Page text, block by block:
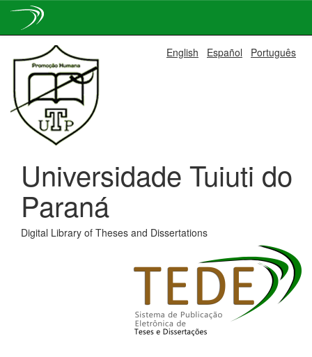
navigation
English Español Português
Universidade Tuiuti do
Paraná
Digital Library of Theses and Dissertations